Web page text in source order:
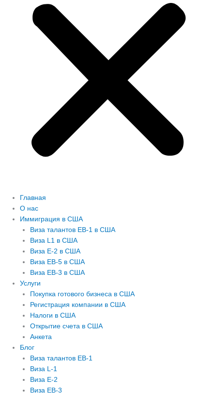
Главная
О нас
Иммиграция в США
Виза талантов EB-1 в США
Виза L1 в США
Виза E-2 в США
Виза EB-5 в США
Виза EB-3 в США
Услуги
Покупка готового бизнеса в США
Регистрация компании в США
Налоги в США
Открытие счета в США
Анкета
Блог
Виза талантов EB-1
Виза L-1
Виза E-2
Виза EB-3